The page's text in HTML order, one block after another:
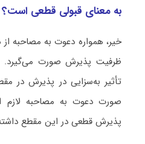
به معنای قبولی قطعی است؟
خیر، همواره دعوت به مصاحبه از
ظرفیت پذیرش صورت می‌گیرد.
تأثیر به‌سزایی در پذیرش در
صورت دعوت به مصاحبه
پذیرش قطعی در این مقطع